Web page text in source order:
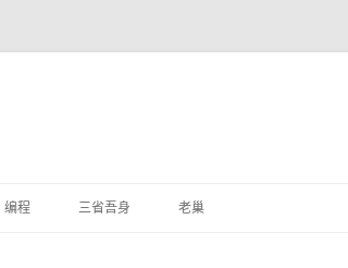
至
正
编程 三省吾身 老巢